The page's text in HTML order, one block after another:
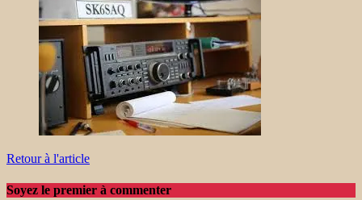
Retour à l'article
Soyez le premier à commenter